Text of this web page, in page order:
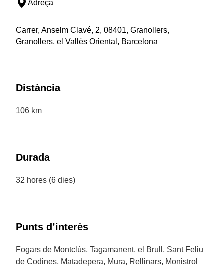
Adreça
Carrer, Anselm Clavé, 2, 08401, Granollers,
Granollers, el Vallès Oriental, Barcelona
Distància
106 km
Durada
32 hores (6 dies)
Punts d’interès
Fogars de Montclús, Tagamanent, el Brull, Sant Feliu
de Codines, Matadepera, Mura, Rellinars, Monistrol